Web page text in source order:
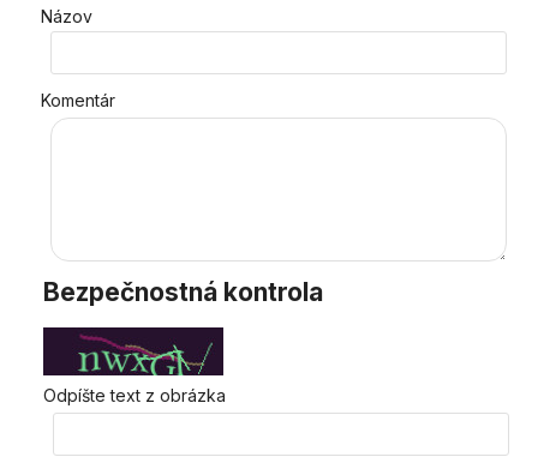
Názov
Komentár
Bezpečnostná kontrola
Odpíšte text z obrázka